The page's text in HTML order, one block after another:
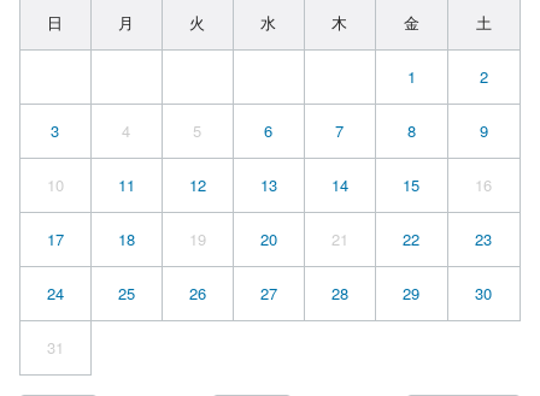
日 月 火 水 木 金 土
1 2
3 4 5 6 7 8 9
10 11 12 13 14 15 16
17 18 19 20 21 22 23
24 25 26 27 28 29 30
31